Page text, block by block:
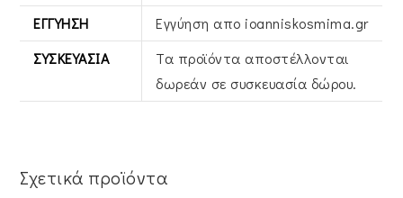
ΕΓΓΎΗΣΗ
Εγγύηση απο ioanniskosmima.gr
ΣΥΣΚΕΥΑΣΊΑ
Τα προϊόντα αποστέλλονται
δωρεάν σε συσκευασία δώρου.
Σχετικά προϊόντα